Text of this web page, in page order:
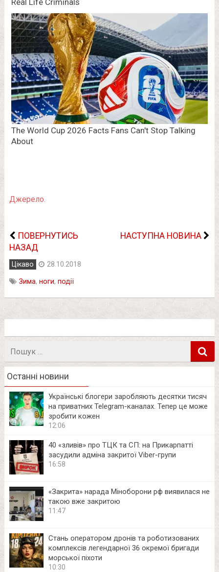
Джерело.
ПОВЕРНУТИСЬ
НАЗАД
НАСТУПНА НОВИНА
Цікаво 28.10.2018
Зима, ноги, події
Останні новини
Українські блогери заробляють десятки тисяч
на приватних Telegram-каналах. Тепер це може
зробити кожен
12:06
40 «зливів» про ТЦК та СП: на Прикарпатті
засудили адміна закритої Viber-групи
16:58
«Закрита» нарада Міноборони рф виявилася не
такою вже закритою
11:47
Стань оператором дронів та роботизованих
комплексів легендарної 36 окремої бригади
морської піхоти
10:30